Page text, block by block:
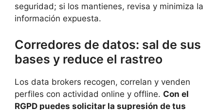
seguridad; si los mantienes, revisa y minimiza la
información expuesta.
Corredores de datos: sal de sus
bases y reduce el rastreo
Los data brokers recogen, correlan y venden
perfiles con actividad online y offline. Con el
RGPD puedes solicitar la supresión de tus